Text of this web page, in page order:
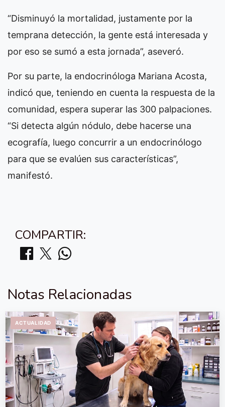
“Disminuyó la mortalidad, justamente por la
temprana detección, la gente está interesada y
por eso se sumó a esta jornada”, aseveró.
Por su parte, la endocrinóloga Mariana Acosta,
indicó que, teniendo en cuenta la respuesta de la
comunidad, espera superar las 300 palpaciones.
“Si detecta algún nódulo, debe hacerse una
ecografía, luego concurrir a un endocrinólogo
para que se evalúen sus características”,
manifestó.
COMPARTIR:
Notas Relacionadas
ACTUALIDAD